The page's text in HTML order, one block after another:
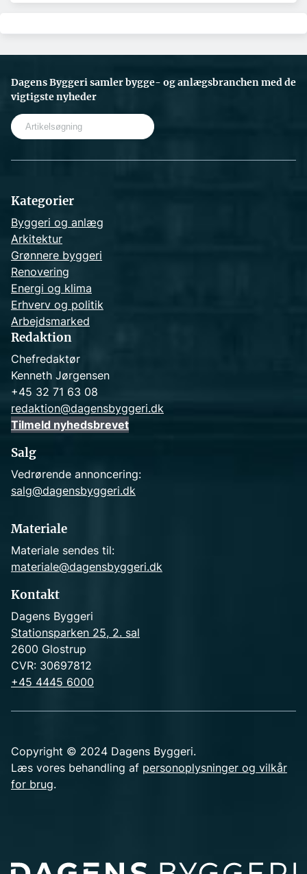
Dagens Byggeri samler bygge- og anlægsbranchen med de
vigtigste nyheder
Kategorier
Byggeri og anlæg
Arkitektur
Grønnere byggeri
Renovering
Energi og klima
Erhverv og politik
Arbejdsmarked
Redaktion
Chefredaktør
Kenneth Jørgensen
+45 32 71 63 08
redaktion@dagensbyggeri.dk
Tilmeld nyhedsbrevet
Salg
Vedrørende annoncering:
salg@dagensbyggeri.dk
Materiale
Materiale sendes til:
materiale@dagensbyggeri.dk
Kontakt
Dagens Byggeri
Stationsparken 25, 2. sal
2600 Glostrup
CVR: 30697812
+45 4445 6000
Copyright © 2024 Dagens Byggeri.
Læs vores behandling af personoplysninger og vilkår
for brug.